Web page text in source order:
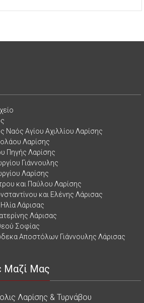
Ναός Αγίου Αχιλλίου Λαρίσης
Λαρίσης
Πηγής Λαρίσης
Γιάννουλης
Λαρίσης
και Παύλου Λαρίσης
και Ελένης Λάρισας
Λάρισας
Λάρισας
Σοφίας
Αποστόλων Γιάννουλης Λάρισας
Μαζί Μας
Λαρίσης & Τυρνάβου